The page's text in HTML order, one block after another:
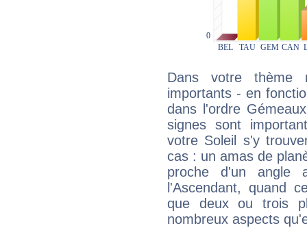
Dans votre thème
importants - en
dans l'ordre
signes sont
votre Soleil s'y
cas : un amas de
proche d'un
l'Ascendant, quand
que deux ou trois
nombreux aspects